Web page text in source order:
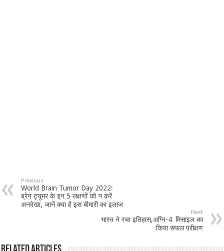
Previous
World Brain Tumor Day 2022:
ब्रेन ट्यूमर के इन 5 लक्षणों को न करें
अनदेखा, जानें क्या है इस बीमारी का इलाज
Next
भारत ने रचा इतिहास,अग्नि-4 मिसाइल का
किया सफल परीक्षण